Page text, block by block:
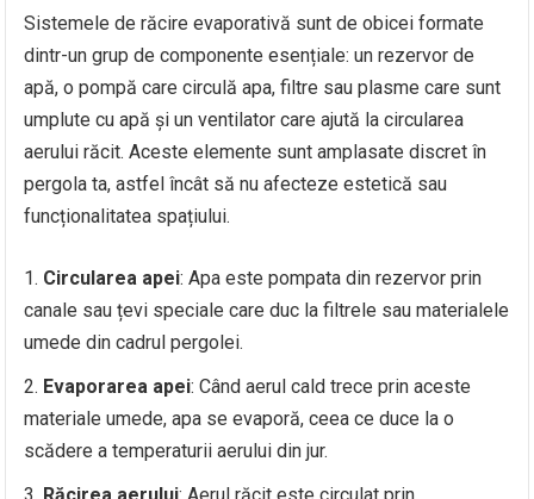
Sistemele de răcire evaporativă sunt de obicei formate
dintr-un grup de componente esențiale: un rezervor de
apă, o pompă care circulă apa, filtre sau plasme care sunt
umplute cu apă și un ventilator care ajută la circularea
aerului răcit. Aceste elemente sunt amplasate discret în
pergola ta, astfel încât să nu afecteze estetică sau
funcționalitatea spațiului.
Circularea apei: Apa este pompata din rezervor prin
canale sau țevi speciale care duc la filtrele sau materialele
umede din cadrul pergolei.
Evaporarea apei: Când aerul cald trece prin aceste
materiale umede, apa se evaporă, ceea ce duce la o
scădere a temperaturii aerului din jur.